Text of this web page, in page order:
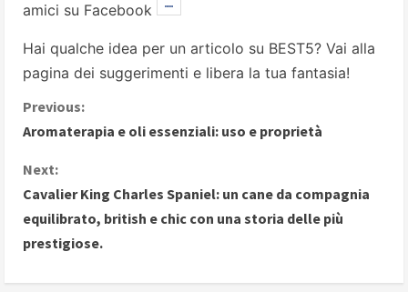
amici su Facebook
Hai qualche idea per un articolo su BEST5? Vai alla
pagina dei suggerimenti e libera la tua fantasia!
C
n
t
Previous:
Aromaterapia e oli essenziali: uso e proprietà
Next:
Cavalier King Charles Spaniel: un cane da compagnia
equilibrato, british e chic con una storia delle più
prestigiose.